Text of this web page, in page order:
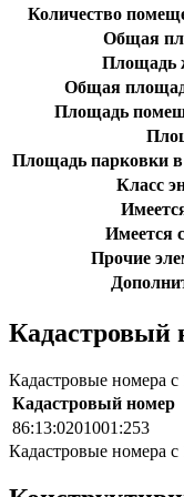
Количество
Общая
Площадь
Общая
Площадь
Площадь парковки в
Класс
Имеется
Прочие
Кадастровый
Кадастровые номера с
Кадастровый номер
86:13:0201001:253
Кадастровые номера с